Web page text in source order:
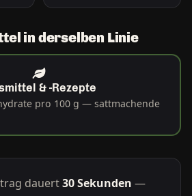
in derselben Linie
& -Rezepte
pro 100 g — sattmachende
dauert30 Sekunden —